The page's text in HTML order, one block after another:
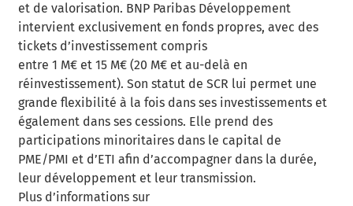
et de valorisation. BNP Paribas Développement
intervient exclusivement en fonds propres, avec des
tickets d’investissement compris
entre 1 M€ et 15 M€ (20 M€ et au-delà en
réinvestissement). Son statut de SCR lui permet une
grande flexibilité à la fois dans ses investissements et
également dans ses cessions. Elle prend des
participations minoritaires dans le capital de
PME/PMI et d’ETI afin d’accompagner dans la durée,
leur développement et leur transmission.
Plus d’informations sur